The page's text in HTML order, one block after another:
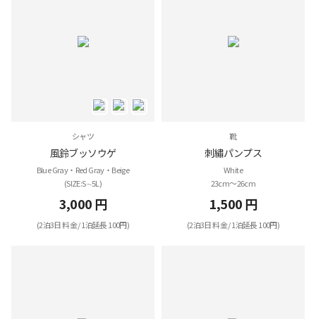
シャツ
風鈴ブッソウゲ
Blue Gray・Red Gray・Beige
(SIZE:S∼5L)
3,000 円
(2泊3日 料金 / 1泊延長 100円)
靴
刺繡パンプス
White
23cm～26cm
1,500 円
(2泊3日 料金 / 1泊延長 100円)